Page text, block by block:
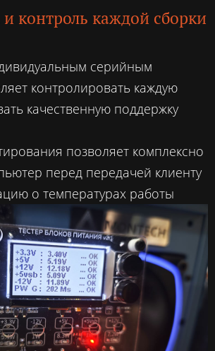
контроль каждой сборки
серийным
контролировать каждую
качественную поддержку
позволяет комплексно
перед передачей клиенту
о температурах работы